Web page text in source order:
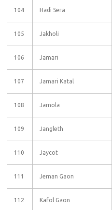
104 Hadi Sera
105 Jakholi
106 Jamari
107 Jamari Katal
108 Jamola
109 Jangleth
110 Jaycot
111 Jeman Gaon
112 Kafol Gaon